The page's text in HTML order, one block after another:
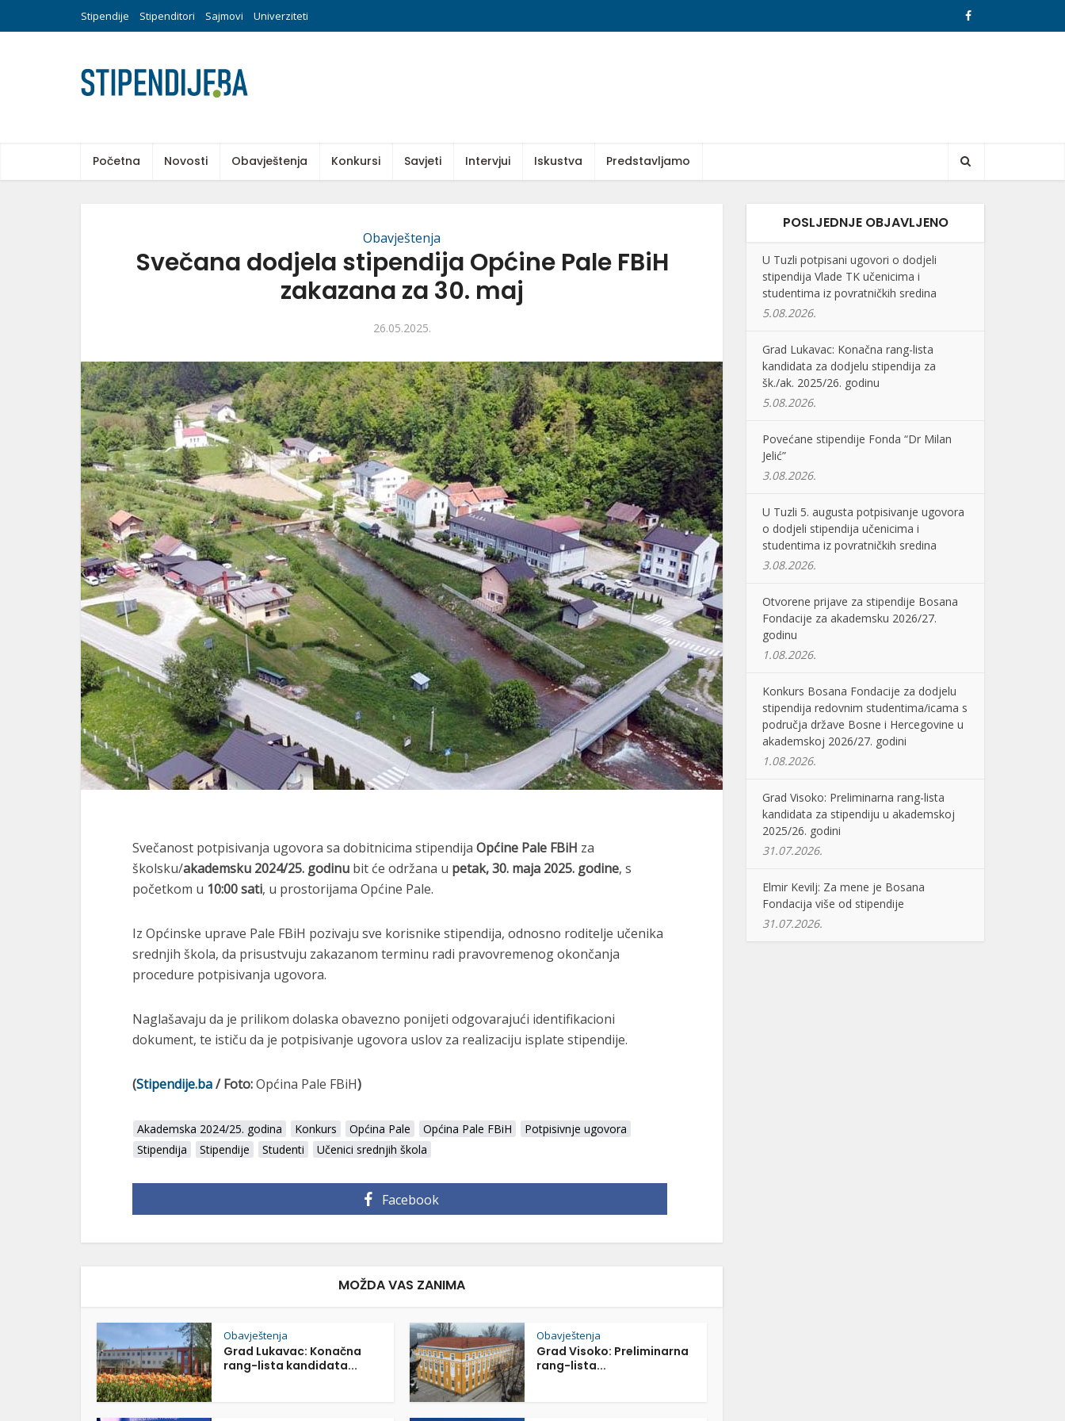
Stipendije Stipenditori Sajmovi Univerziteti
Početna Novosti Obavještenja Konkursi Savjeti Intervjui Iskustva Predstavljamo
Obavještenja
Svečana dodjela stipendija Općine Pale FBiH
zakazana za 30. maj
26.05.2025.
Svečanost potpisivanja ugovora sa dobitnicima stipendija Općine Pale FBiH za
školsku/akademsku 2024/25. godinu bit će održana u petak, 30. maja 2025. godine, s
početkom u 10:00 sati, u prostorijama Općine Pale.
Iz Općinske uprave Pale FBiH pozivaju sve korisnike stipendija, odnosno roditelje učenika
srednjih škola, da prisustvuju zakazanom terminu radi pravovremenog okončanja
procedure potpisivanja ugovora.
Naglašavaju da je prilikom dolaska obavezno ponijeti odgovarajući identifikacioni
dokument, te ističu da je potpisivanje ugovora uslov za realizaciju isplate stipendije.
(Stipendije.ba/ Foto:Općina Pale FBiH)
Akademska 2024/25. godina Konkurs Općina Pale Općina Pale FBiH
Potpisivnje ugovora
Stipendija
Stipendije Studenti Učenici srednjih škola
Facebook
MOŽDA VAS ZANIMA
Obavještenja
Grad Lukavac: Konačna
rang-lista kandidata...
Obavještenja
Grad Visoko: Preliminarna
rang-lista...
POSLJEDNJE OBJAVLJENO
U Tuzli potpisani ugovori o dodjeli
stipendija Vlade TK učenicima i
studentima iz povratničkih sredina
5.08.2026.
Grad Lukavac: Konačna rang-lista
kandidata za dodjelu stipendija za
šk./ak. 2025/26. godinu
5.08.2026.
Povećane stipendije Fonda “Dr Milan
Jelić”
3.08.2026.
U Tuzli 5. augusta potpisivanje ugovora
o dodjeli stipendija učenicima i
studentima iz povratničkih sredina
3.08.2026.
Otvorene prijave za stipendije Bosana
Fondacije za akademsku 2026/27.
godinu
1.08.2026.
Konkurs Bosana Fondacije za dodjelu
stipendija redovnim studentima/icama s
područja države Bosne i Hercegovine u
akademskoj 2026/27. godini
1.08.2026.
Grad Visoko: Preliminarna rang-lista
kandidata za stipendiju u akademskoj
2025/26. godini
31.07.2026.
Elmir Kevilj: Za mene je Bosana
Fondacija više od stipendije
31.07.2026.